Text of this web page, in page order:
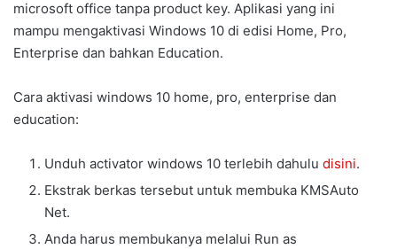
microsoft office tanpa product key. Aplikasi yang ini
mampu mengaktivasi Windows 10 di edisi Home, Pro,
Enterprise dan bahkan Education.
Cara aktivasi windows 10 home, pro, enterprise dan
education:
Unduh activator windows 10 terlebih dahulu disini.
Ekstrak berkas tersebut untuk membuka KMSAuto
Net.
Anda harus membukanya melalui Run as